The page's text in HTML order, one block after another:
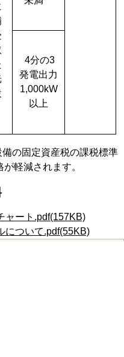
4分の3
発電出力
1,000kW
以上
の固定資産税の課税標準
軽減されます。
ャート.pdf(157KB)
について.pdf(55KB)